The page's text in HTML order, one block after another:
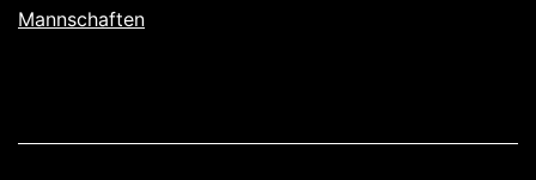
Mannschaften